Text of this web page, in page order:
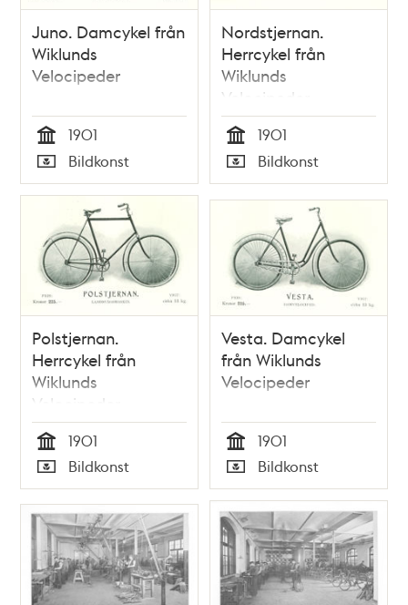
Juno. Damcykel från
Wiklunds
Velocipeder
Tid
1901
Typ
Bildkonst
Nordstjernan.
Herrcykel från
Wiklunds
Velocipeder
Tid
1901
Typ
Bildkonst
Polstjernan.
Herrcykel från
Wiklunds
Velocipeder
Tid
1901
Typ
Bildkonst
Vesta. Damcykel
från Wiklunds
Velocipeder
Tid
1901
Typ
Bildkonst